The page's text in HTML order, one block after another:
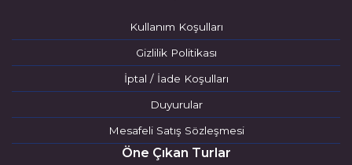
Kullanım Koşulları
Gizlilik Politikası
İptal / İade Koşulları
Duyurular
Mesafeli Satış Sözleşmesi
Öne Çıkan Turlar